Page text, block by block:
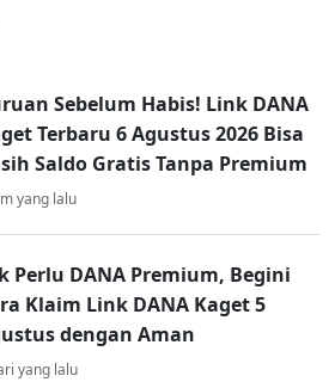
Sebelum Habis! Link DANA
Terbaru 6 Agustus 2026 Bisa
Saldo Gratis Tanpa Premium
yang lalu
Perlu DANA Premium, Begini
Klaim Link DANA Kaget 5
dengan Aman
yang lalu